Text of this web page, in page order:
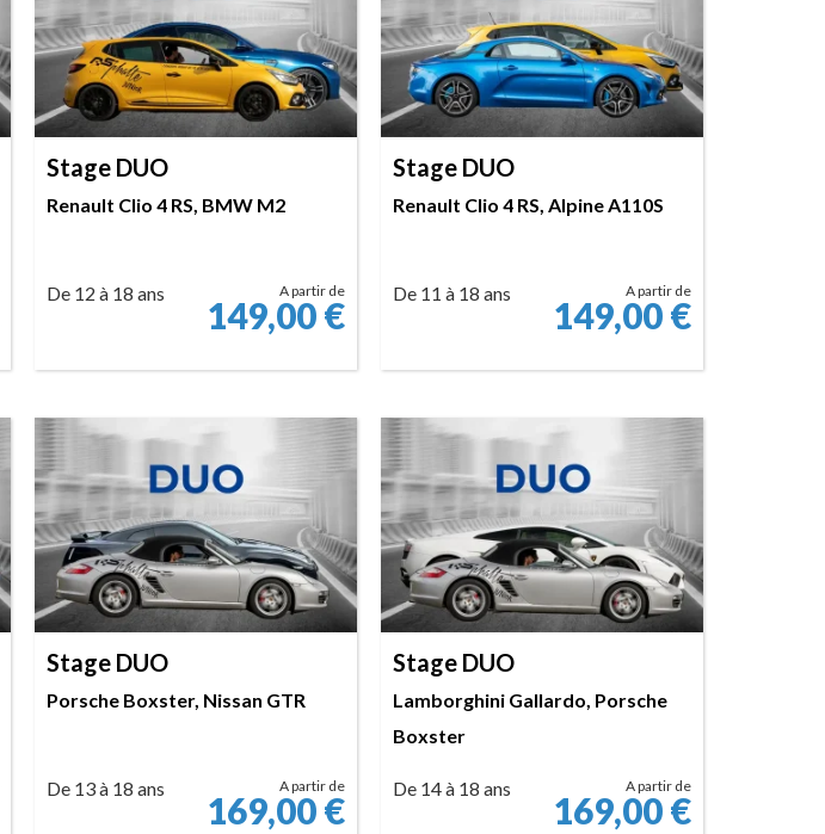
Stage DUO
Renault Clio 4 RS, BMW M2
De 12 à 18 ans A partir de
149,00€
Stage DUO
Renault Clio 4 RS, Alpine A110S
De 11 à 18 ans A partir de
149,00€
Stage DUO
Porsche Boxster, Nissan GTR
De 13 à 18 ans A partir de
169,00€
Stage DUO
Lamborghini Gallardo, Porsche
Boxster
De 14 à 18 ans A partir de
169,00€